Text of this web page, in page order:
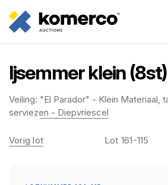
Ijsemmer klein (8st)
Veiling: "El Parador" - Klein Materiaal,
serviezen - Diepvriescel
Vorig lot Lot 161-115